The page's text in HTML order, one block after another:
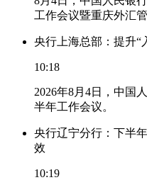
工作会议暨重庆外汇
央行上海总部：提升“
10:18
2026年8月4日，中国
半年工作会议。
央行辽宁分行：下半
效
10:19